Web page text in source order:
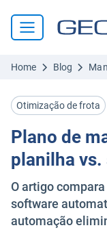
Home Blog
Otimização de frota
Plano de
planilha
O artigo
software
automação